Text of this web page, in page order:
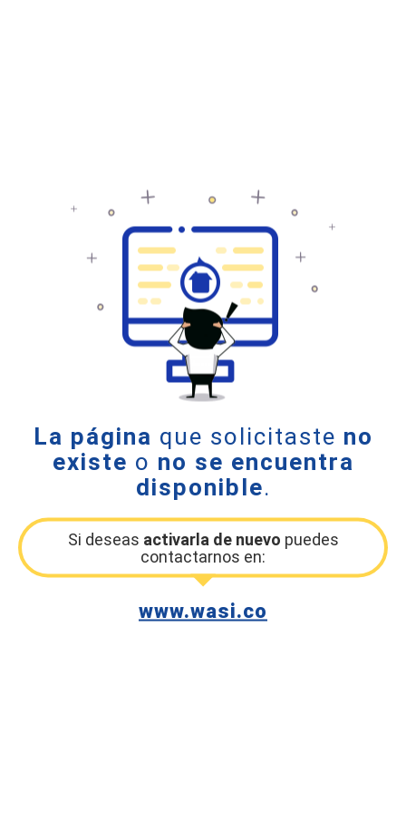
La página que solicitaste no
existe o no se encuentra
disponible.
Si deseas activarla de nuevo puedes
contactarnos en:
www.wasi.co